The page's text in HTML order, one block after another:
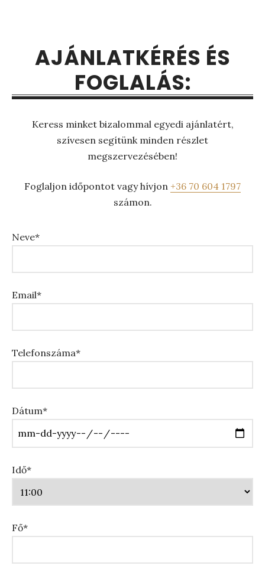
AJÁNLATKÉRÉS ÉS
FOGLALÁS:
Keress minket bizalommal egyedi ajánlatért,
szívesen segítünk minden részlet
megszervezésében!
Foglaljon időpontot vagy hívjon +36 70 604 1797
számon.
Neve*
Email*
Telefonszáma*
Dátum*
Idő*
Fő*